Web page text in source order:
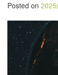
Posted on